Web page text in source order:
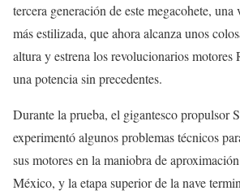
tercera generación de este megacohete,
más estilizada, que ahora alcanza unos
altura y estrena los revolucionarios motores
una potencia sin precedentes.
Durante la prueba, el gigantesco propulsor
experimentó algunos problemas técnicos
sus motores en la maniobra de
México, y la etapa superior de la nave